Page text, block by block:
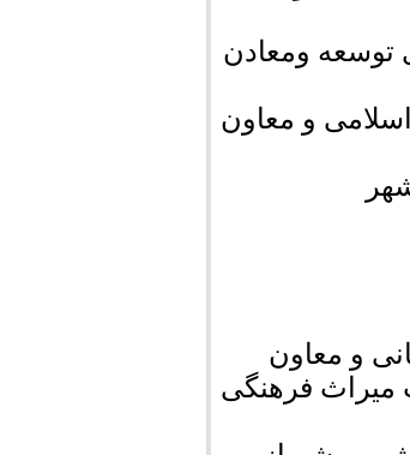
توسعه ومعادن
و معاون
و معاون
میراث فرهنگی